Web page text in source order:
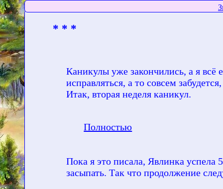
* * *
Каникулы уже закончились, а я
исправляться, а то совсем
Итак, вторая неделя каникул.
Полностью
Пока я это писала, Явлинка успела
засыпать. Так что продолжение